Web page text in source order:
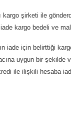
şirketi ile
kargo bedeli ve
iade için belirttiği
uygun bir
ile ilişkili hesaba